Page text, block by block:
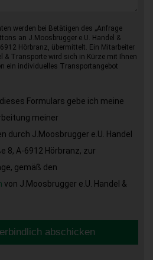
werden bei Betätigen des „Anfrage
an J.Moosbrugger e.U. Handel &
Hörbranz, übermittelt. Ein Mitarbeiter
& Transporte wird sich in Kürze mit Ihnen
ein individuelles Transportangebot
Formulars gebe ich meine
meiner
durch J.Moosbrugger e.U. Handel
8, A-6912 Hörbranz, zur
gemäß den
von J.Moosbrugger e.U. Handel &
abschicken